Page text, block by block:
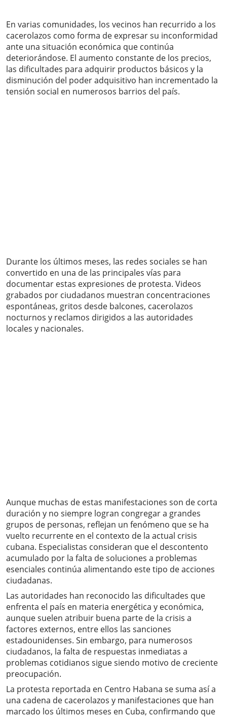
En varias comunidades, los vecinos han recurrido a los
cacerolazos como forma de expresar su inconformidad
ante una situación económica que continúa
deteriorándose. El aumento constante de los precios,
las dificultades para adquirir productos básicos y la
disminución del poder adquisitivo han incrementado la
tensión social en numerosos barrios del país.
Durante los últimos meses, las redes sociales se han
convertido en una de las principales vías para
documentar estas expresiones de protesta. Videos
grabados por ciudadanos muestran concentraciones
espontáneas, gritos desde balcones, cacerolazos
nocturnos y reclamos dirigidos a las autoridades
locales y nacionales.
Aunque muchas de estas manifestaciones son de corta
duración y no siempre logran congregar a grandes
grupos de personas, reflejan un fenómeno que se ha
vuelto recurrente en el contexto de la actual crisis
cubana. Especialistas consideran que el descontento
acumulado por la falta de soluciones a problemas
esenciales continúa alimentando este tipo de acciones
ciudadanas.
Las autoridades han reconocido las dificultades que
enfrenta el país en materia energética y económica,
aunque suelen atribuir buena parte de la crisis a
factores externos, entre ellos las sanciones
estadounidenses. Sin embargo, para numerosos
ciudadanos, la falta de respuestas inmediatas a
problemas cotidianos sigue siendo motivo de creciente
preocupación.
La protesta reportada en Centro Habana se suma así a
una cadena de cacerolazos y manifestaciones que han
marcado los últimos meses en Cuba, confirmando que